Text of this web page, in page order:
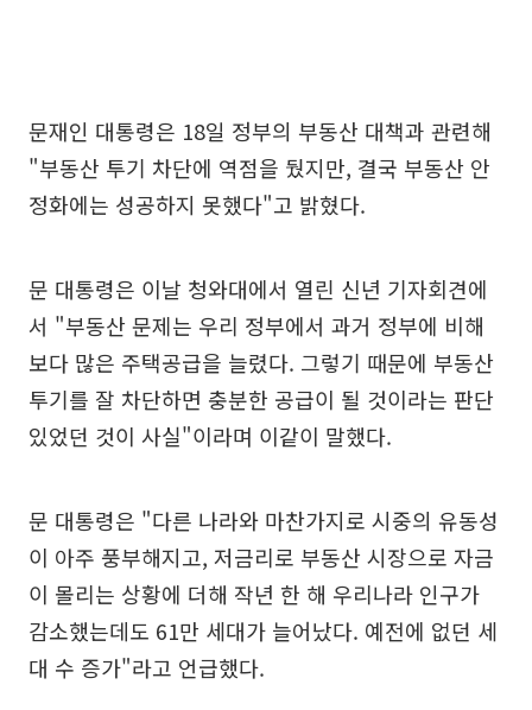
문재인 대통령은 18일 정부의 부동산 대책과 관련해
"부동산 투기 차단에 역점을 뒀지만, 결국 부동산 안
정화에는 성공하지 못했다"고 밝혔다.
문 대통령은 이날 청와대에서 열린 신년 기자회견에
서 "부동산 문제는 우리 정부에서 과거 정부에 비해
보다 많은 주택공급을 늘렸다. 그렇기 때문에 부동산
투기를 잘 차단하면 충분한 공급이 될 것이라는 판단
있었던 것이 사실"이라며 이같이 말했다.
문 대통령은 "다른 나라와 마찬가지로 시중의 유동성
이 아주 풍부해지고, 저금리로 부동산 시장으로 자금
이 몰리는 상황에 더해 작년 한 해 우리나라 인구가
감소했는데도 61만 세대가 늘어났다. 예전에 없던 세
대 수 증가"라고 언급했다.